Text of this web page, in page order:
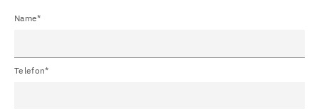
Name*
Telefon*